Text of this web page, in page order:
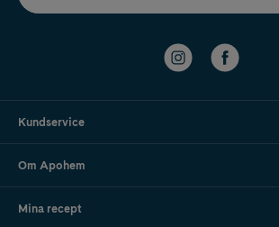
Kundservice
Om Apohem
Mina recept